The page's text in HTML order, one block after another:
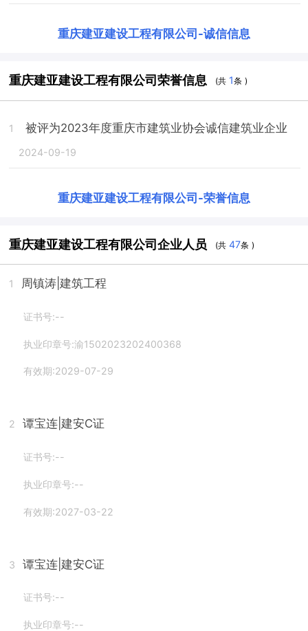
重庆建亚建设工程有限公司 -诚信信息
重庆建亚建设工程有限公司荣誉信息 (共 1条 )
1 被评为2023年度重庆市建筑业协会诚信建筑业企业
2024-09-19
重庆建亚建设工程有限公司 -荣誉信息
重庆建亚建设工程有限公司企业人员 (共47条 )
1 周镇涛 |建筑工程
证书号:--
执业印章号:渝1502023202400368
有效期:2029-07-29
2 谭宝连 |建安C证
证书号:--
执业印章号:--
有效期:2027-03-22
3 谭宝连 |建安C证
证书号:--
执业印章号:--